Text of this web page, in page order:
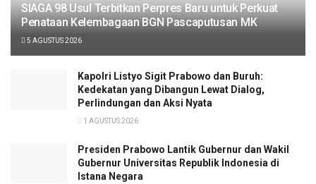
SIAGA 98 Usul Terbitkan Perpres Baru untuk Perkuat
Penataan Kelembagaan BGN Pascaputusan MK
5 AGUSTUS 2026
Kapolri Listyo Sigit Prabowo dan Buruh:
Kedekatan yang Dibangun Lewat Dialog,
Perlindungan dan Aksi Nyata
1 AGUSTUS 2026
Presiden Prabowo Lantik Gubernur dan Wakil
Gubernur Universitas Republik Indonesia di
Istana Negara